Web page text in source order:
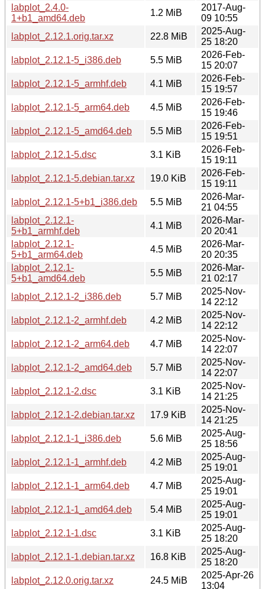
labplot_2.4.0-
1+b1_amd64.deb
1.2 MiB
2017-Aug-
09 10:55
labplot_2.12.1.orig.tar.xz
22.8 MiB
2025-Aug-
25 18:20
labplot_2.12.1-5_i386.deb
5.5 MiB
2026-Feb-
15 20:07
labplot_2.12.1-5_armhf.deb
4.1 MiB
2026-Feb-
15 19:57
labplot_2.12.1-5_arm64.deb
4.5 MiB
2026-Feb-
15 19:46
labplot_2.12.1-5_amd64.deb
5.5 MiB
2026-Feb-
15 19:51
labplot_2.12.1-5.dsc
3.1 KiB
2026-Feb-
15 19:11
labplot_2.12.1-5.debian.tar.xz
19.0 KiB
2026-Feb-
15 19:11
labplot_2.12.1-5+b1_i386.deb
5.5 MiB
2026-Mar-
21 04:55
labplot_2.12.1-
5+b1_armhf.deb
4.1 MiB
2026-Mar-
20 20:41
labplot_2.12.1-
5+b1_arm64.deb
4.5 MiB
2026-Mar-
20 20:35
labplot_2.12.1-
5+b1_amd64.deb
5.5 MiB
2026-Mar-
21 02:17
labplot_2.12.1-2_i386.deb
5.7 MiB
2025-Nov-
14 22:12
labplot_2.12.1-2_armhf.deb
4.2 MiB
2025-Nov-
14 22:12
labplot_2.12.1-2_arm64.deb
4.7 MiB
2025-Nov-
14 22:07
labplot_2.12.1-2_amd64.deb
5.7 MiB
2025-Nov-
14 22:07
labplot_2.12.1-2.dsc
3.1 KiB
2025-Nov-
14 21:25
labplot_2.12.1-2.debian.tar.xz
17.9 KiB
2025-Nov-
14 21:25
labplot_2.12.1-1_i386.deb
5.6 MiB
2025-Aug-
25 18:56
labplot_2.12.1-1_armhf.deb
4.2 MiB
2025-Aug-
25 19:01
labplot_2.12.1-1_arm64.deb
4.7 MiB
2025-Aug-
25 19:01
labplot_2.12.1-1_amd64.deb
5.4 MiB
2025-Aug-
25 19:01
labplot_2.12.1-1.dsc
3.1 KiB
2025-Aug-
25 18:20
labplot_2.12.1-1.debian.tar.xz
16.8 KiB
2025-Aug-
25 18:20
labplot_2.12.0.orig.tar.xz
24.5 MiB
2025-Apr-26
13:04